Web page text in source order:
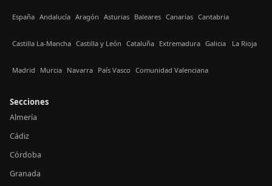
España Andalucía Aragón Asturias Baleares Canarias Cantabria
Castilla La-Mancha Castilla y León Cataluña Extremadura Galicia La Rioja
Madrid Murcia Navarra País Vasco Comunidad Valenciana
Secciones
Almería
Cádiz
Córdoba
Granada